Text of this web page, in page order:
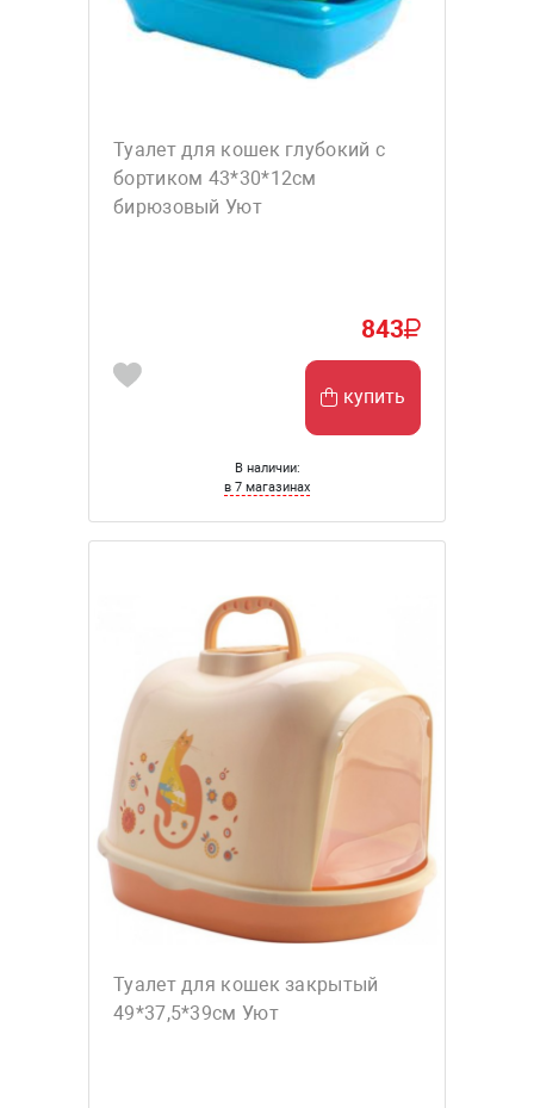
Туалет для кошек глубокий с
бортиком 43*30*12см
бирюзовый Уют
843
купить
В наличии:
в 7 магазинах
Туалет для кошек закрытый
49*37,5*39см Уют